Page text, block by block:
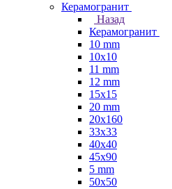
Керамогранит
Назад
Керамогранит
10 mm
10x10
11 mm
12 mm
15x15
20 mm
20х160
33x33
40х40
45x90
5 mm
50x50